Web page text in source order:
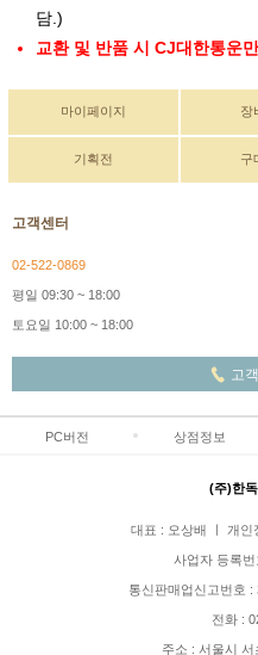
담.)
교환 및 반품 시 CJ대한통운
마이페이지 장
기획전 구
고객센터
02-522-0869
평일 09:30 ~ 18:00
토요일 10:00 ~ 18:00
고
PC버전 상점정보
(주)한
대표 : 오상배 ㅣ 개인
사업자 등록
통신판매업신고번호 :
전화 :
주소 : 서울시